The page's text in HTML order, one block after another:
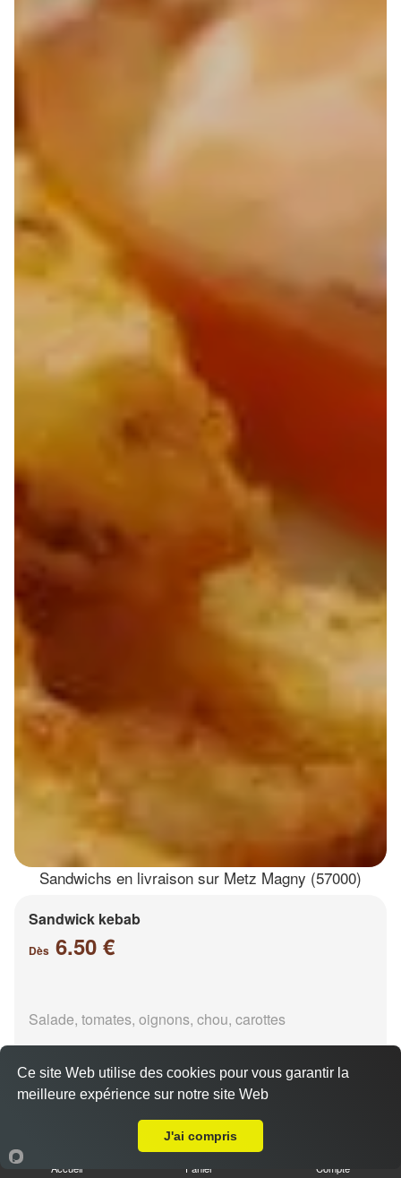
Sandwichs en livraison sur Metz Magny (57000)
Sandwick kebab
Dès 6.50 €
Salade, tomates, oignons, chou, carottes
Accueil Panier Compte
Ce site Web utilise des cookies pour vous garantir la
meilleure expérience sur notre site Web
J'ai compris